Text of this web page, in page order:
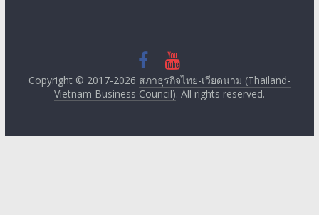
Copyright © 2017-2026 สภาธุรกิจไทย-เวียดนาม (Thailand-
Vietnam Business Council). All rights reserved.